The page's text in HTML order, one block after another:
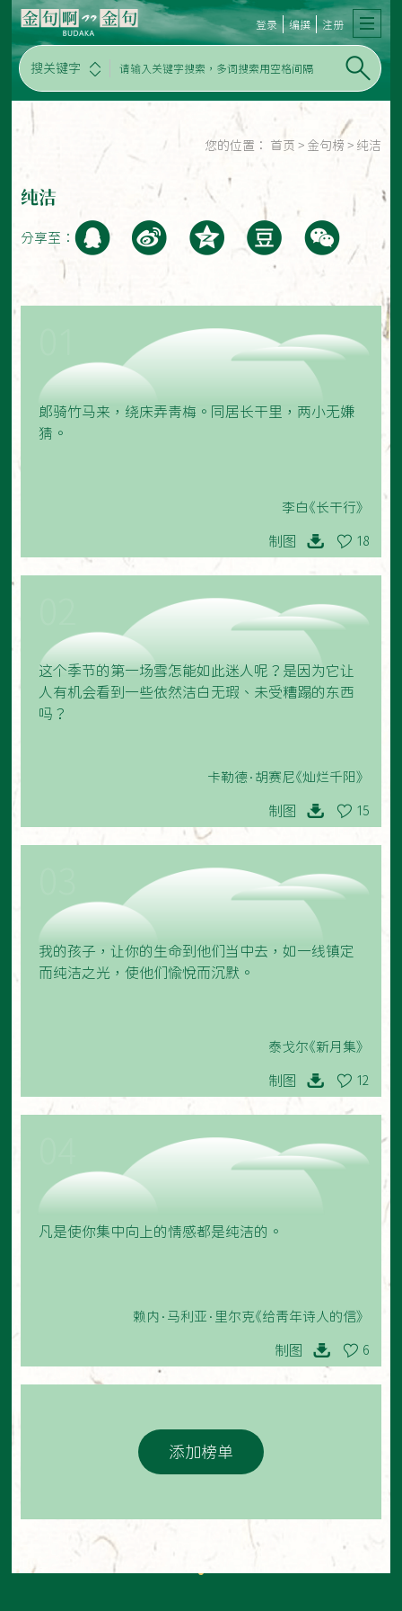
搜关键字
登录 编撰 注册
您的位置： 首页 > 金句榜 > 纯洁
纯洁
分享至：
郎骑竹马来，绕床弄青梅。同居长干里，两小无嫌
猜。
李白《长干行》
制图 18
这个季节的第一场雪怎能如此迷人呢？是因为它让
人有机会看到一些依然洁白无瑕、未受糟蹋的东西
吗？
卡勒德·胡赛尼《灿烂千阳》
制图 15
我的孩子，让你的生命到他们当中去，如一线镇定
而纯洁之光，使他们愉悦而沉默。
泰戈尔《新月集》
制图 12
凡是使你集中向上的情感都是纯洁的。
赖内·马利亚·里尔克《给青年诗人的信》
制图 6
添加榜单